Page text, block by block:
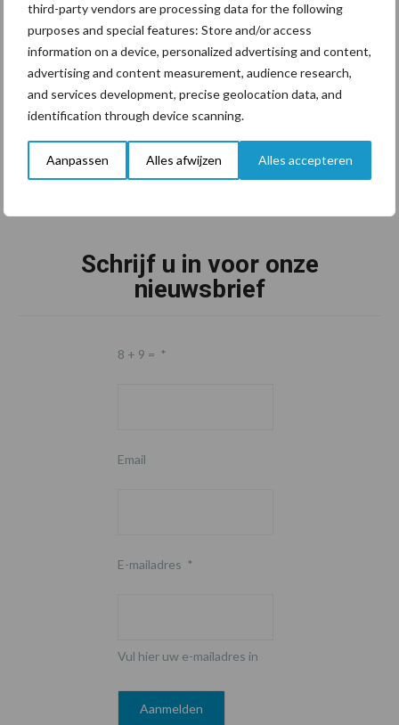
third-party vendors are processing data for the following
purposes and special features: Store and/or access
information on a device, personalized advertising and content,
advertising and content measurement, audience research,
and services development, precise geolocation data, and
identification through device scanning.
Aanpassen Alles afwijzen Alles accepteren
Footer Onze brandpartners
Schrijf u in voor onze
nieuwsbrief
8 + 9 = *
Email
E-mailadres *
Vul hier uw e-mailadres in